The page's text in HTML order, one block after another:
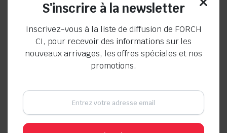
Équerre de serrurier plate
En stock
S'inscrire à la newsletter
Inscrivez-vous à la liste de diffusion de FORCH
CI, pour recevoir des informations sur les
nouveaux arrivages, les offres spéciales et nos
promotions.